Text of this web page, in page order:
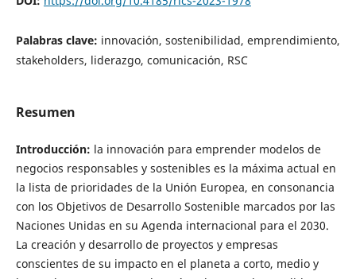
Palabras clave: innovación, sostenibilidad, emprendimiento,
stakeholders, liderazgo, comunicación, RSC
Resumen
Introducción: la innovación para emprender modelos de
negocios responsables y sostenibles es la máxima actual en
la lista de prioridades de la Unión Europea, en consonancia
con los Objetivos de Desarrollo Sostenible marcados por las
Naciones Unidas en su Agenda internacional para el 2030.
La creación y desarrollo de proyectos y empresas
conscientes de su impacto en el planeta a corto, medio y